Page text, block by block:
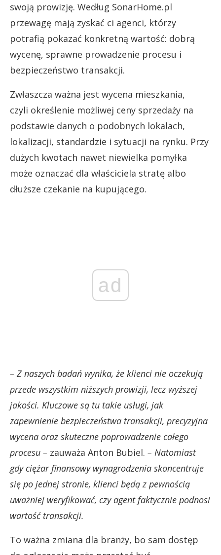
swoją prowizję. Według SonarHome.pl
przewagę mają zyskać ci agenci, którzy
potrafią pokazać konkretną wartość: dobrą
wycenę, sprawne prowadzenie procesu i
bezpieczeństwo transakcji.
Zwłaszcza ważna jest wycena mieszkania,
czyli określenie możliwej ceny sprzedaży na
podstawie danych o podobnych lokalach,
lokalizacji, standardzie i sytuacji na rynku. Przy
dużych kwotach nawet niewielka pomyłka
może oznaczać dla właściciela stratę albo
dłuższe czekanie na kupującego.
ad
– Z naszych badań wynika, że klienci nie oczekują
przede wszystkim niższych prowizji, lecz wyższej
jakości. Kluczowe są tu takie usługi, jak
zapewnienie bezpieczeństwa transakcji, precyzyjna
wycena oraz skuteczne poprowadzenie całego
procesu – zauważa Anton Bubiel. – Natomiast
gdy ciężar finansowy wynagrodzenia skoncentruje
się po jednej stronie, klienci będą z pewnością
uważniej weryfikować, czy agent faktycznie podnosi
wartość transakcji.
To ważna zmiana dla branży, bo sam dostęp